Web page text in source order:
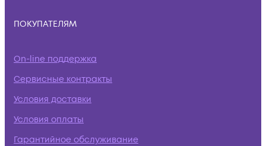
ПОКУПАТЕЛЯМ
On-line поддержка
Сервисные контракты
Условия доставки
Условия оплаты
Гарантийное обслуживание